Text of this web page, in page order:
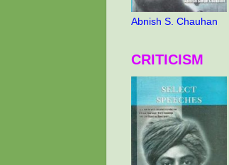
Abnish S. Chauhan
CRITICISM